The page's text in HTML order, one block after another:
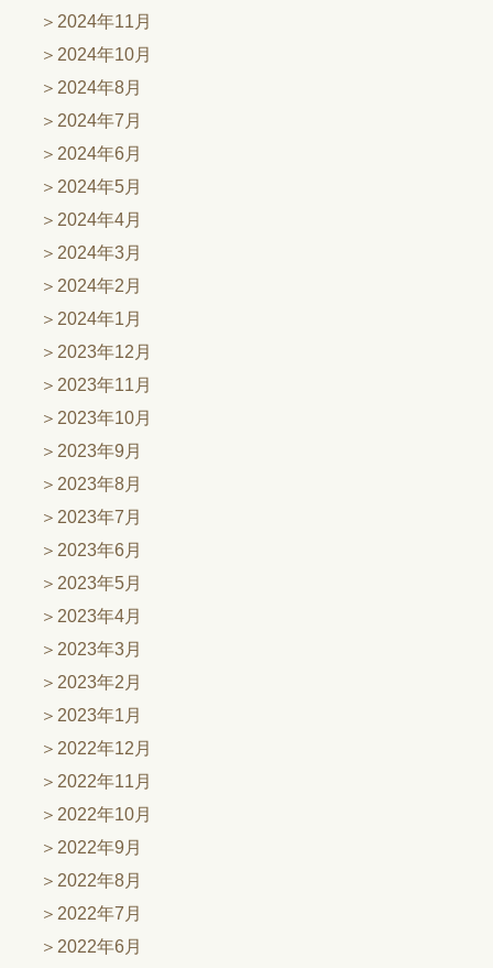
2024年11月
2024年10月
2024年8月
2024年7月
2024年6月
2024年5月
2024年4月
2024年3月
2024年2月
2024年1月
2023年12月
2023年11月
2023年10月
2023年9月
2023年8月
2023年7月
2023年6月
2023年5月
2023年4月
2023年3月
2023年2月
2023年1月
2022年12月
2022年11月
2022年10月
2022年9月
2022年8月
2022年7月
2022年6月